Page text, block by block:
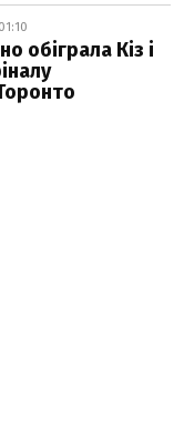
обіграла Кіз і